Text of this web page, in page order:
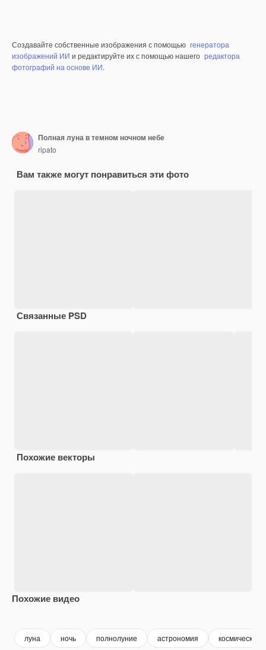
Создавайте собственные изображения с помощью генератора
изображений ИИ и редактируйте их с помощью нашего редактора
фотографий на основе ИИ.
Полная луна в темном ночном небе
ripato
Вам также могут понравиться эти фото
Связанные PSD
Похожие векторы
Похожие видео
луна ночь полнолуние астрономия космическое